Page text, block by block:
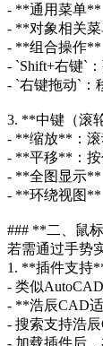
- **通用菜单**
- **对象相关菜
- **组合操作**
- `Shift+右键`
- `右键拖动`：
3. **中键（滚
- **缩放**：滚
- **平移**：按
- **全图显示**
- **环绕视图**
### **二、鼠
若需通过手势
1. **插件支持
- 类似
- **浩辰CAD
- 搜索支持浩辰
- 加载插件后